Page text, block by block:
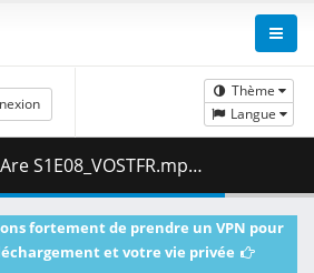
Thème
Langue
( 1.16 GB )
fortement de prendre un VPN pour
et votre vie privée